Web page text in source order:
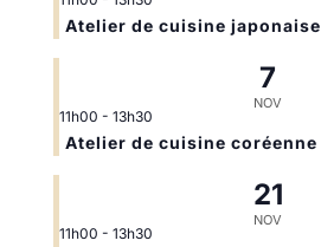
Atelier de cuisine japonaise
7
NOV
11h00 - 13h30
Atelier de cuisine coréenne
21
NOV
11h00 - 13h30